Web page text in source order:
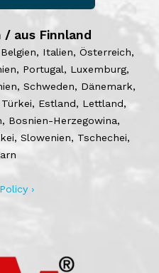
aus Finnland
Italien, Österreich,
Portugal, Luxemburg,
Schweden, Dänemark,
Estland, Lettland,
Bosnien-Herzegowina,
Slowenien, Tschechei,
›